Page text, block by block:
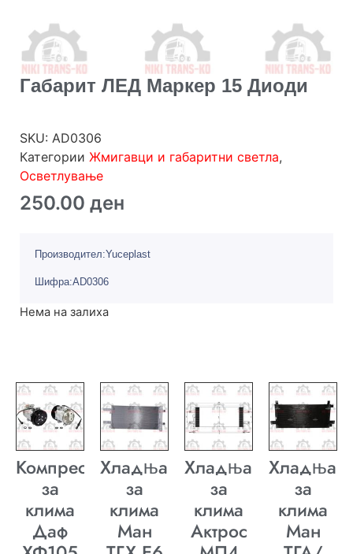
Габарит ЛЕД Маркер 15 Диоди
SKU: AD0306
Категории Жмигавци и габаритни светла,
Осветлување
250.00 ден
Производител:Yuceplast
Шифра:AD0306
Нема на залиха
Компресор
за
клима
Даф
Хладњак
за
клима
Ман
Хладњак
за
клима
Актрос
Хладњак
за
клима
Ман